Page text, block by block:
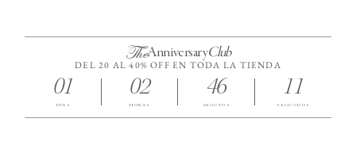
TheAnniversaryClub
DEL 20 AL 40% OFF EN TODA LA TIENDA
01
DÍAS
02
HORAS
46
MINUTOS
11
SEGUNDOS